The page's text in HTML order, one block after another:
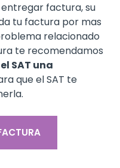
entregar factura, su
tu factura por mas
relacionado
te recomendamos
SAT una
que el SAT te